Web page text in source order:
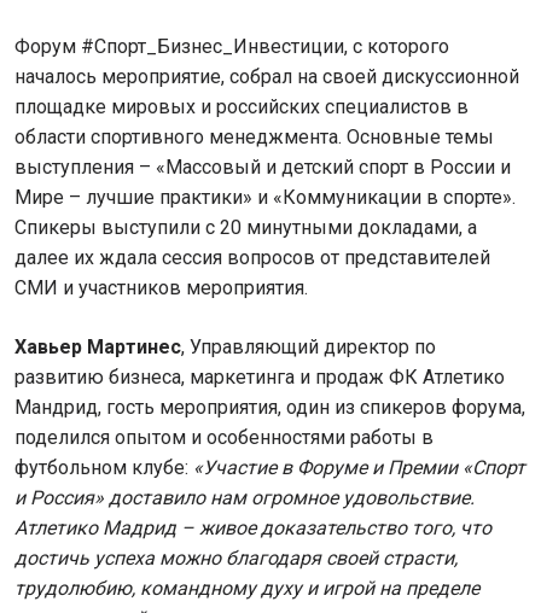
Форум #Спорт_Бизнес_Инвестиции, с которого
началось мероприятие, собрал на своей дискуссионной
площадке мировых и российских специалистов в
области спортивного менеджмента. Основные темы
выступления – «Массовый и детский спорт в России и
Мире – лучшие практики» и «Коммуникации в спорте».
Спикеры выступили с 20 минутными докладами, а
далее их ждала сессия вопросов от представителей
СМИ и участников мероприятия.
Хавьер Мартинес, Управляющий директор по
развитию бизнеса, маркетинга и продаж ФК Атлетико
Мандрид, гость мероприятия, один из спикеров форума,
поделился опытом и особенностями работы в
футбольном клубе: «Участие в Форуме и Премии «Спорт
и Россия» доставило нам огромное удовольствие.
Атлетико Мадрид – живое доказательство того, что
достичь успеха можно благодаря своей страсти,
трудолюбию, командному духу и игрой на пределе